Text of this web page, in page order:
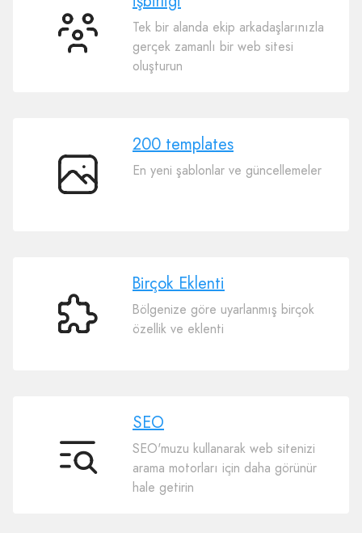
İşbirliği
Tek bir alanda ekip arkadaşlarınızla
gerçek zamanlı bir web sitesi
oluşturun
200
200 templates
En yeni şablonlar ve güncellemeler
Birçok
Birçok Eklenti
Bölgenize göre uyarlanmış birçok
özellik ve eklenti
SEO
SEO
SEO'muzu kullanarak web sitenizi
arama motorları için daha görünür
hale getirin